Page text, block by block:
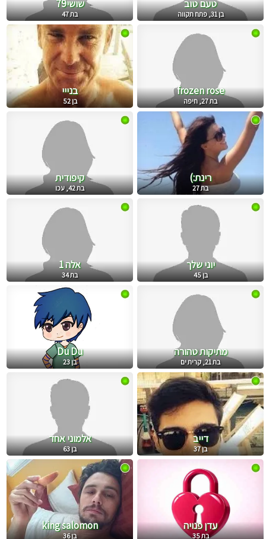
טעם טוב
בן 31, פתח תקווה
שושי79
בת 47
frozen rose
בת 27, חיפה
בנייי
בן 52
רינת:)
בת 27
קיפודית
בת 42, עכו
יוני שלך
בן 45
אלה 1
בת 34
מתיקות טהורה
בת 21, קרית ים
Du Du
בן 23
דייב
בן 37
אלמוני אחד
בן 63
עדן פנויה
בת 35
king salomon
בן 36